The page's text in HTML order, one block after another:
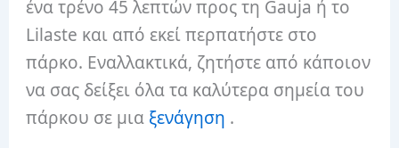
ένα τρένο 45 λεπτών προς τη Gauja ή το
Lilaste και από εκεί περπατήστε στο
πάρκο. Εναλλακτικά, ζητήστε από κάποιον
να σας δείξει όλα τα καλύτερα σημεία του
πάρκου σε μια ξενάγηση .